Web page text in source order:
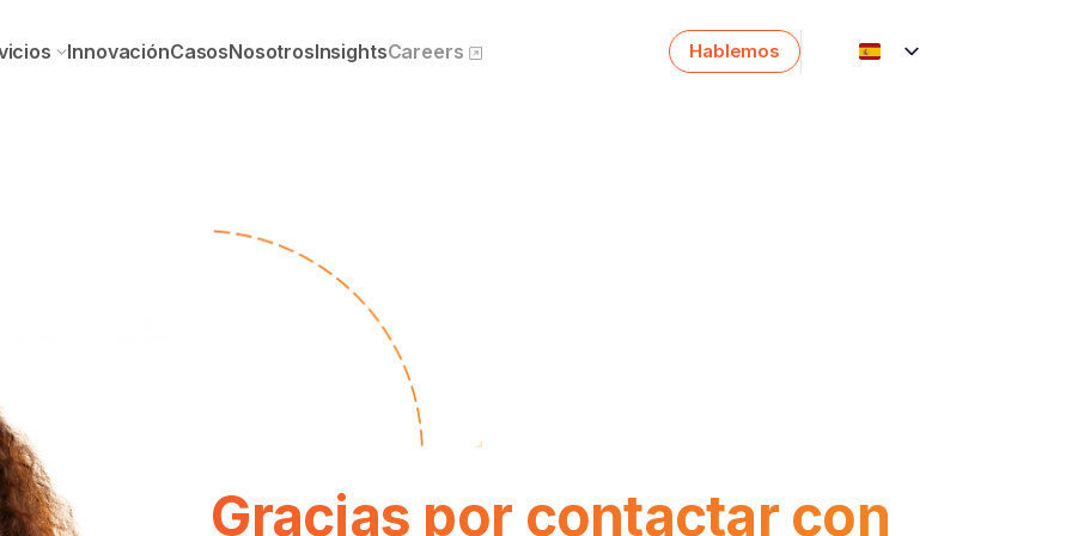
InnovaciónCasosNosotrosInsightsCareers Hablemos
Gracias por contactar con